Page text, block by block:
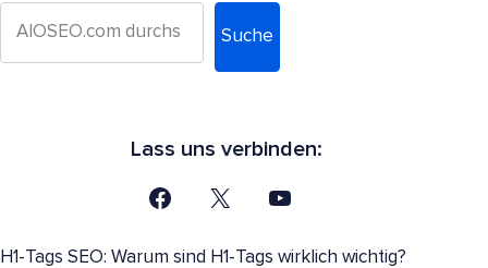
Suche
Lass uns verbinden:
H1-Tags SEO: Warum sind H1-Tags wirklich wichtig?